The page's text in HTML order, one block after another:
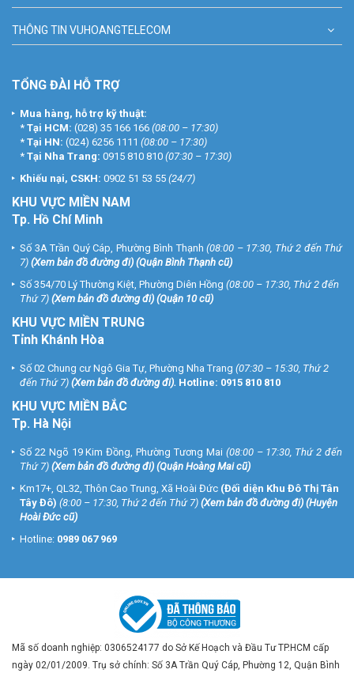
THÔNG TIN VUHOANGTELECOM
TỔNG ĐÀI HỖ TRỢ
Mua hàng, hỗ trợ kỹ thuật:
* Tại HCM: (028) 35 166 166 (08:00 – 17:30)
* Tại HN: (024) 6256 1111 (08:00 – 17:30)
* Tại Nha Trang: 0915 810 810 (07:30 – 17:30)
Khiếu nại, CSKH: 0902 51 53 55 (24/7)
KHU VỰC MIỀN NAM
Tp. Hồ Chí Minh
Số 3A Trần Quý Cáp, Phường Bình Thạnh (08:00 – 17:30, Thứ 2 đến Thứ
7) (Xem bản đồ đường đi) (Quận Bình Thạnh cũ)
Số 354/70 Lý Thường Kiệt, Phường Diên Hồng (08:00 – 17:30, Thứ 2 đến
Thứ 7) (Xem bản đồ đường đi) (Quận 10 cũ)
KHU VỰC MIỀN TRUNG
Tỉnh Khánh Hòa
Số 02 Chung cư Ngô Gia Tự, Phường Nha Trang (07:30 – 15:30, Thứ 2
đến Thứ 7) (Xem bản đồ đường đi). Hotline: 0915 810 810
KHU VỰC MIỀN BẮC
Tp. Hà Nội
Số 22 Ngõ 19 Kim Đồng, Phường Tương Mai (08:00 – 17:30, Thứ 2 đến
Thứ 7) (Xem bản đồ đường đi) (Quận Hoàng Mai cũ)
Km17+, QL32, Thôn Cao Trung, Xã Hoài Đức (Đối diện Khu Đô Thị Tân
Tây Đô) (8:00 – 17:30, Thứ 2 đến Thứ 7) (Xem bản đồ đường đi) (Huyện
Hoài Đức cũ)
Hotline: 0989 067 969
Mã số doanh nghiệp: 0306524177 do Sở Kế Hoạch và Đầu Tư TP.HCM cấp
ngày 02/01/2009. Trụ sở chính: Số 3A Trần Quý Cáp, Phường 12, Quận Bình